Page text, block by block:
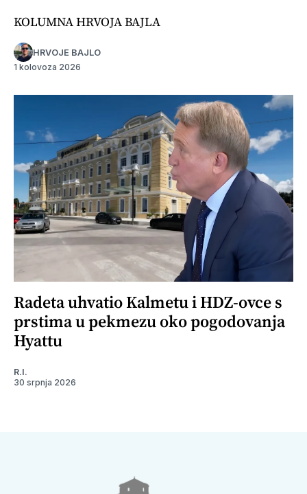
KOLUMNA HRVOJA BAJLA
HRVOJE BAJLO
1 kolovoza 2026
Radeta uhvatio Kalmetu i HDZ-ovce s
prstima u pekmezu oko pogodovanja
Hyattu
R.I.
30 srpnja 2026